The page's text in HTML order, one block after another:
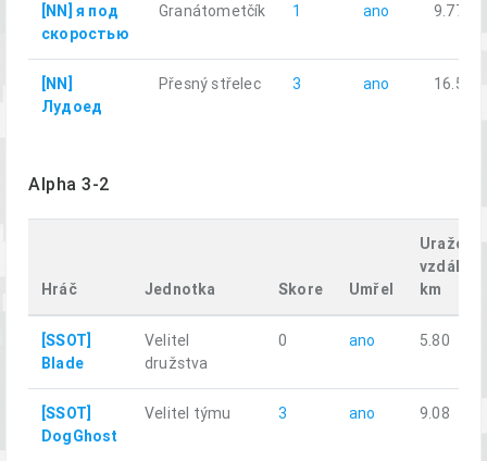
[NN] я под
скоростью
Granátometčík 1 ano 9.77
[NN]
Лудоед
Přesný střelec 3 ano 16.55
Alpha 3-2
Hráč Jednotka Skore Umřel
Uražená
km
[SSOT]
Blade
Velitel
družstva
0 ano 5.80
[SSOT]
DogGhost
Velitel týmu 3 ano 9.08